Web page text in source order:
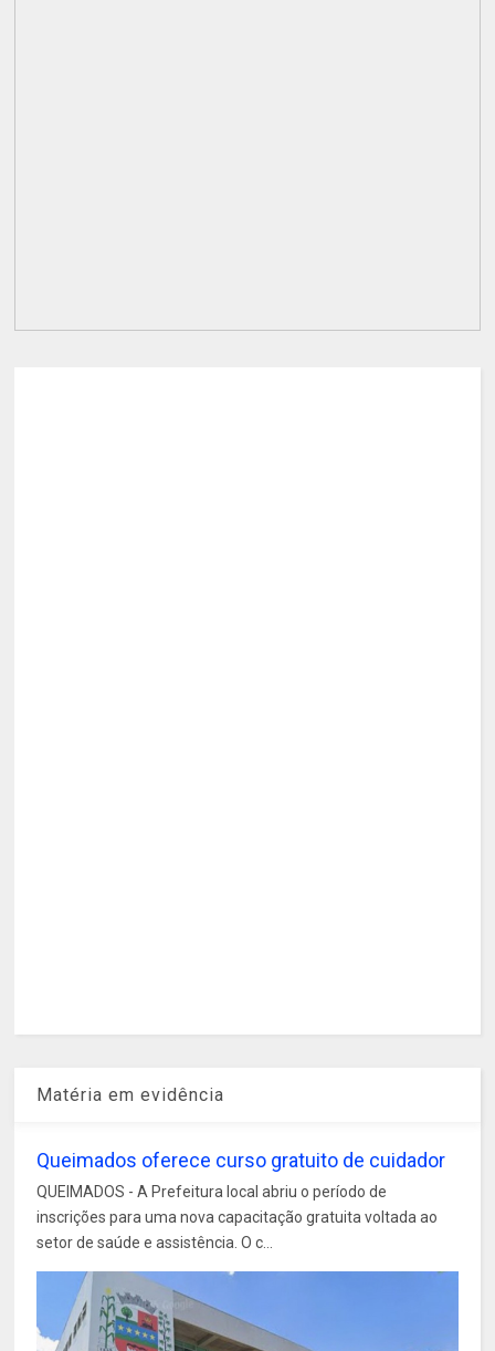
Matéria em evidência
Queimados oferece curso gratuito de cuidador
QUEIMADOS - A Prefeitura local abriu o período de
inscrições para uma nova capacitação gratuita voltada ao
setor de saúde e assistência. O c...